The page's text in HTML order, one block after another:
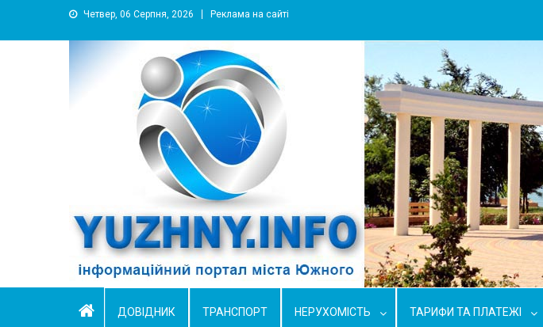
Четвер, 06 Серпня, 2026 Реклама на сайті
YUZHNY.INFO
информационный портал города Южный
ДОВІДНИК ТРАНСПОРТ НЕРУХОМІСТЬ ТАРИФИ ТА ПЛАТЕЖІ